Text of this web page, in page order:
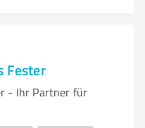
Fester
- Ihr Partner für